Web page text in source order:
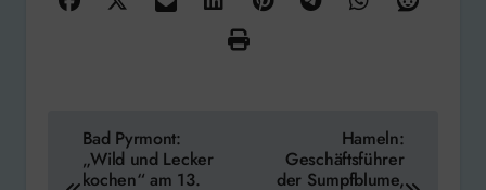
Beitragsnavigation
Bad Pyrmont:
„Wild und Lecker
kochen“ am 13.
Hameln:
Geschäftsführer
der Sumpfblume,